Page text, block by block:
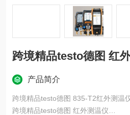
跨境精品testo德图 红
产品简介
跨境精品testo德图 835-T2红外测温
跨境精品testo德图 红外测温仪